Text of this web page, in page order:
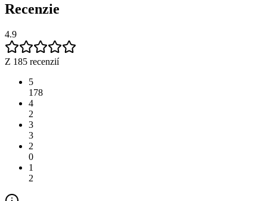
Recenzie
4.9
Z 185 recenzií
5
178
4
2
3
3
2
0
1
2